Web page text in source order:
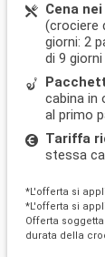
Cena
(crociere
giorni: 2
di 9
cabina in
al primo
Tariffa
stessa
*L'offerta si
*L'offerta si
Offerta
durata della